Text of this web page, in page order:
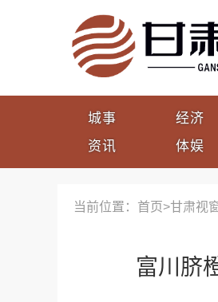
城事
资讯
经济
体娱
当前位置：首页>甘肃视
富川脐